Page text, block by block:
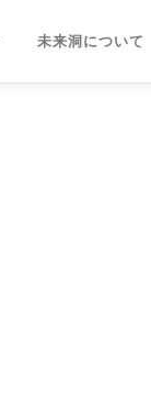
未来洞について